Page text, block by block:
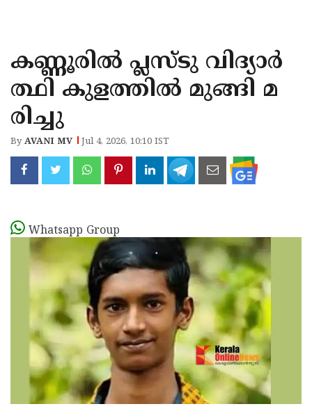
KANNUR
KASARAGOD
കണ്ണൂരിൽ പ്ലസ്ടു വിദ്യാർ
ത്ഥി കുളത്തിൽ മുങ്ങി മ
രിച്ചു
ByAVANI MV Jul 4, 2026, 10:10 IST
Whatsapp Group